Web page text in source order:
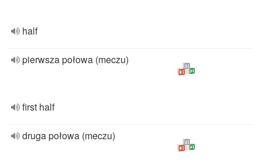
half
pierwsza połowa (meczu)
first half
druga połowa (meczu)